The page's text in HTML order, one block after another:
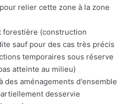
relier cette zone à la zone
forestière (construction
sauf pour des cas très précis
temporaires sous réserve
atteinte au milieu)
des aménagements d'ensemble
desservie